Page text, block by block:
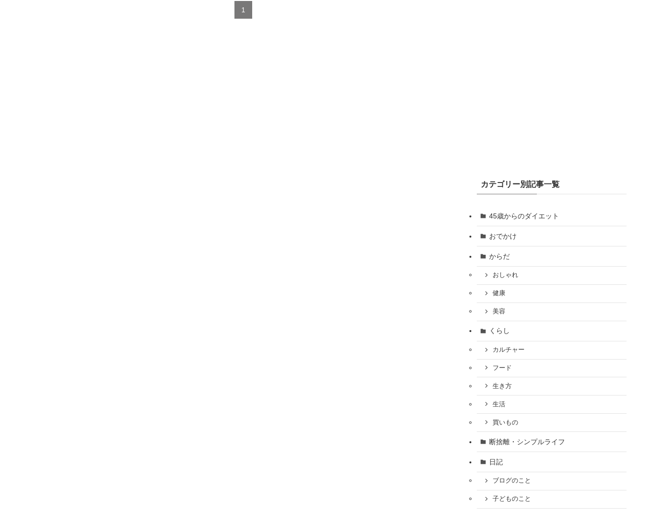
1
カテゴリー別記事一覧
45歳からのダイエット
おでかけ
からだ
おしゃれ
健康
美容
くらし
カルチャー
フード
生き方
生活
買いもの
断捨離・シンプルライフ
日記
ブログのこと
子どものこと